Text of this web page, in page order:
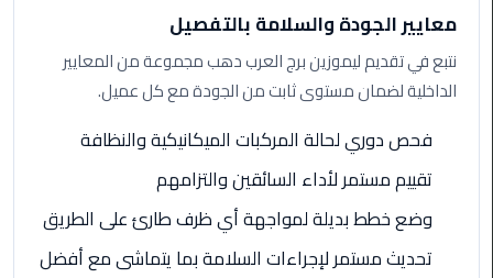
العرب
الدولي
ليموزين
مطار
العرب
معايير الجودة والسلامة بالتفصيل
نتبع في تقديم ليموزين برج العرب دهب مجموعة من المعايير
الداخلية لضمان مستوى ثابت من الجودة مع كل عميل.
فحص دوري لحالة المركبات الميكانيكية والنظافة
تقييم مستمر لأداء السائقين والتزامهم
وضع خطط بديلة لمواجهة أي ظرف طارئ على الطريق
تحديث مستمر لإجراءات السلامة بما يتماشى مع أفضل